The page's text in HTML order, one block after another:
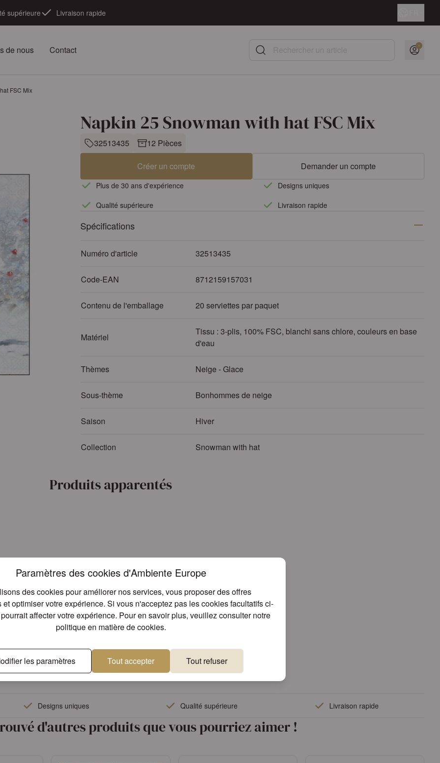
Paramètres des cookies d'Ambiente Europe
des cookies pour améliorer nos services, vous proposer des offres
optimiser votre expérience. Si vous n'acceptez pas les cookies facultatifs ci-
affecter votre expérience. Pour en savoir plus, veuillez consulter notre
politique en matière de cookies.
les paramètres Tout accepter Tout refuser
supérieure Livraison rapide
de nous Contact Rechercher un article
FSC Mix
Napkin 25 Snowman with hat FSC Mix
32513435 12 Pièces
Créer un compte Demander un compte
Plus de 30 ans d'expérience
Designs uniques
Qualité supérieure
Livraison rapide
Spécifications
Numéro d'article 32513435
Code-EAN 8712159157031
Contenu de l'emballage 20 serviettes par paquet
Matériel
Tissu : 3-plis, 100% FSC, blanchi sans chlore, couleurs en base
d'eau
Thèmes Neige - Glace
Sous-thème Bonhommes de neige
Saison Hiver
Collection Snowman with hat
Produits apparentés
Designs uniques Qualité supérieure Livraison rapide
d'autres produits que vous pourriez aimer !